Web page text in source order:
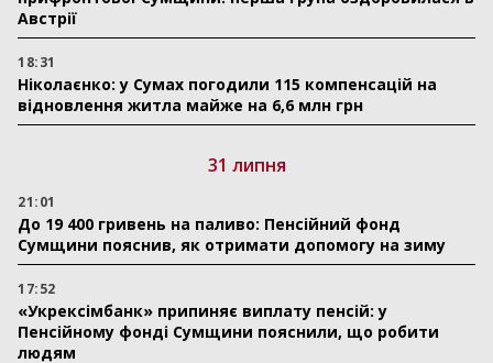
Австрії
18:31
Ніколаєнко: у Сумах погодили 115 компенсацій на
відновлення житла майже на 6,6 млн грн
31 липня
21:01
До 19 400 гривень на паливо: Пенсійний фонд
Сумщини пояснив, як отримати допомогу на зиму
17:52
«Укрексімбанк» припиняє виплату пенсій: у
Пенсійному фонді Сумщини пояснили, що робити
людям